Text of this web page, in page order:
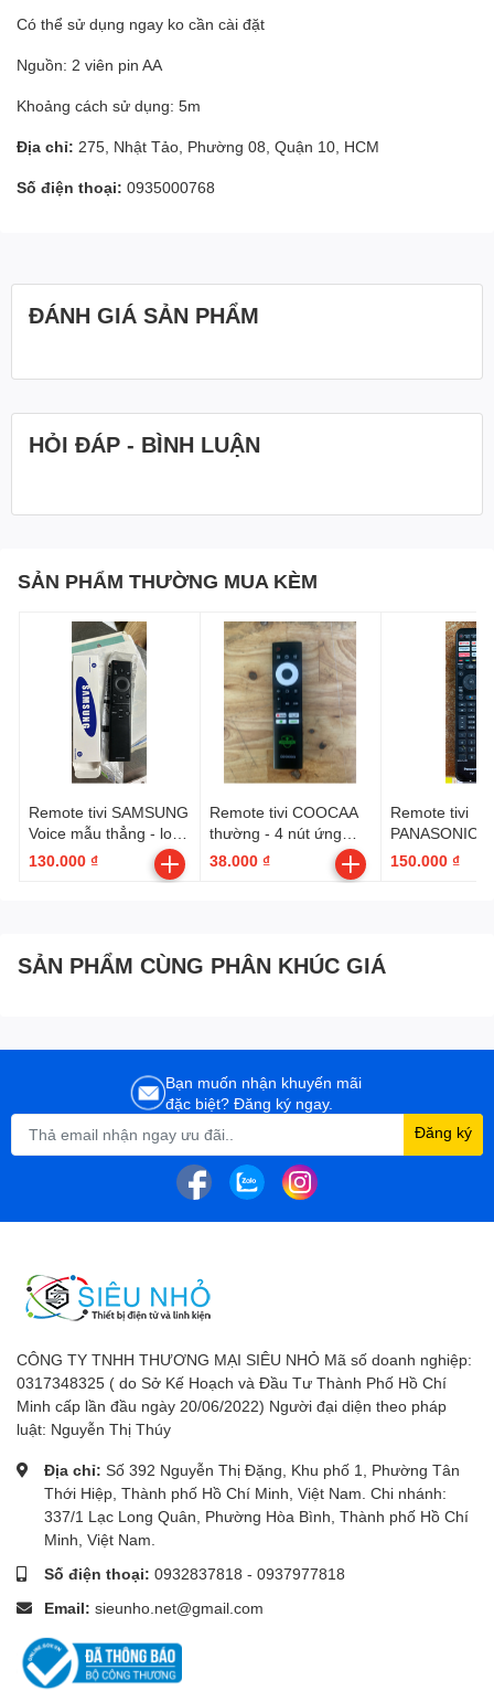
Có thể sử dụng ngay ko cần cài đặt
Nguồn: 2 viên pin AA
Khoảng cách sử dụng: 5m
Địa chỉ: 275, Nhật Tảo, Phường 08, Quận 10, HCM
Số điện thoại: 0935000768
ĐÁNH GIÁ SẢN PHẨM
HỎI ĐÁP - BÌNH LUẬN
SẢN PHẨM THƯỜNG MUA KÈM
Remote tivi SAMSUNG
Voice mẫu thẳng - loại
tốt --- có hộp ( BN59-
130.000 ₫
Remote tivi COOCAA
thường - 4 nút ứng
dụng
38.000 ₫
Remote tivi
PANASONIC
6 nút ứng
150.000 ₫
SẢN PHẨM CÙNG PHÂN KHÚC GIÁ
Bạn muốn nhận khuyến mãi
đặc biệt? Đăng ký ngay.
Đăng ký
CÔNG TY TNHH THƯƠNG MẠI SIÊU NHỎ Mã số doanh nghiệp:
0317348325 ( do Sở Kế Hoạch và Đầu Tư Thành Phố Hồ Chí
Minh cấp lần đầu ngày 20/06/2022) Người đại diện theo pháp
luật: Nguyễn Thị Thúy
Địa chỉ: Số 392 Nguyễn Thị Đặng, Khu phố 1, Phường Tân
Thới Hiệp, Thành phố Hồ Chí Minh, Việt Nam. Chi nhánh:
337/1 Lạc Long Quân, Phường Hòa Bình, Thành phố Hồ Chí
Minh, Việt Nam.
Số điện thoại: 0932837818 - 0937977818
Email: sieunho.net@gmail.com